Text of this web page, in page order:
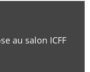
au salon ICFF